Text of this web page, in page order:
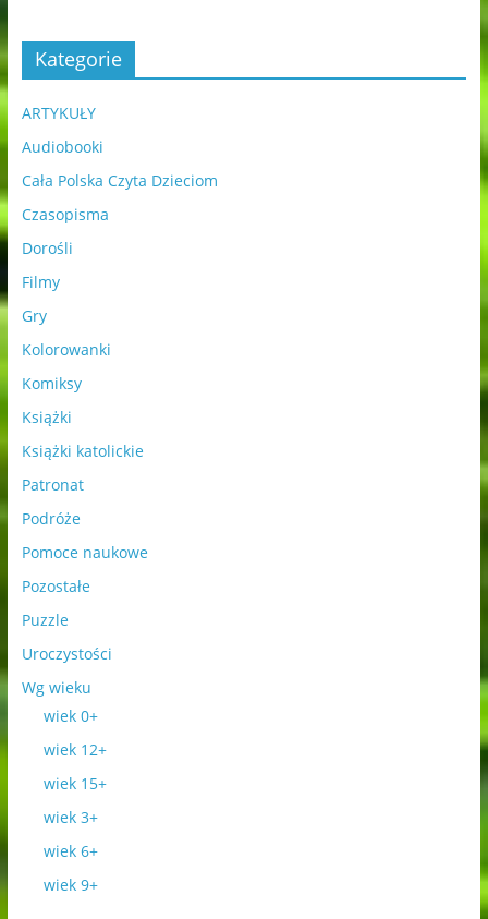
Kategorie
ARTYKUŁY
Audiobooki
Cała Polska Czyta Dzieciom
Czasopisma
Dorośli
Filmy
Gry
Kolorowanki
Komiksy
Książki
Książki katolickie
Patronat
Podróże
Pomoce naukowe
Pozostałe
Puzzle
Uroczystości
Wg wieku
wiek 0+
wiek 12+
wiek 15+
wiek 3+
wiek 6+
wiek 9+